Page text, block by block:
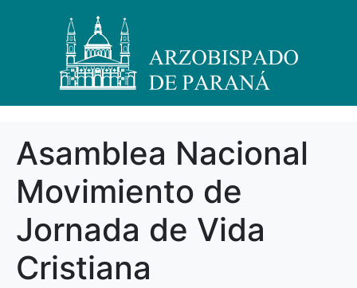
Asamblea Nacional
Movimiento de
Jornada de Vida
Cristiana